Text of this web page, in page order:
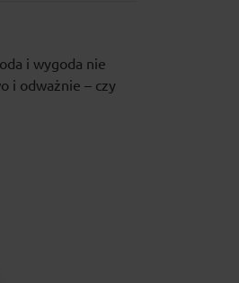
i wygoda nie
i odważnie – czy